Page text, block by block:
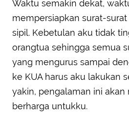
Waktu semakin dekat,
mempersiapkan surat-
sipil. Kebetulan aku tidak
orangtua sehingga semua
yang mengurus sampai
ke KUA harus aku lakukan
yakin, pengalaman ini akan
berharga untukku.